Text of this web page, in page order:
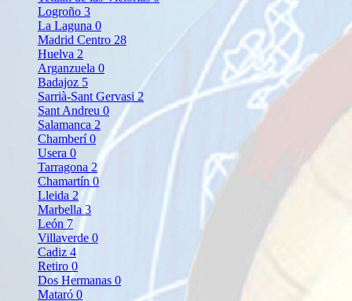
Logroño 3
La Laguna 0
Madrid Centro 28
Huelva 2
Arganzuela 0
Badajoz 5
Sarrià-Sant Gervasi2
Sant Andreu 0
Salamanca 2
Chamberí0
Usera 0
Tarragona 2
Chamartín 0
Lleida 2
Marbella3
León 7
Villaverde 0
Cadiz 4
Retiro 0
Dos Hermanas 0
Mataró 0